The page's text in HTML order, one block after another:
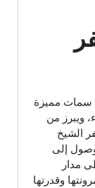
سمات مميزة
ويبرز من
الشيخ
إلى
مدار
وقدرتها